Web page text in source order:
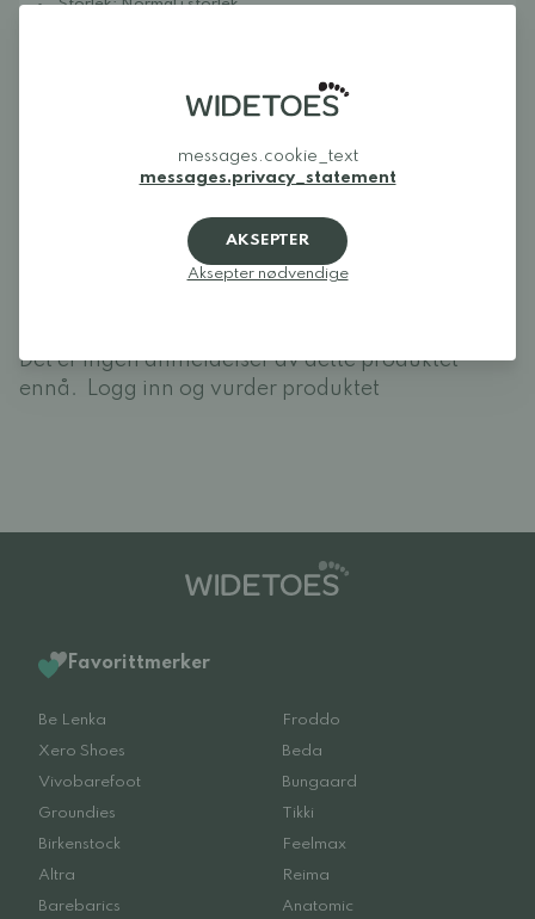
Storlek: Normal i storlek
Anmeldelser
LOGG INN
Det er ingen anmeldelser av dette produktet
ennå.
Logg inn og vurder produktet
Favorittmerker
Be Lenka
Froddo
Xero Shoes
Beda
Vivobarefoot
Bungaard
Groundies
Tikki
Birkenstock
Feelmax
Altra
Reima
Barebarics
Anatomic
messages.cookie_text
messages.privacy_statement
AKSEPTER
Aksepter nødvendige